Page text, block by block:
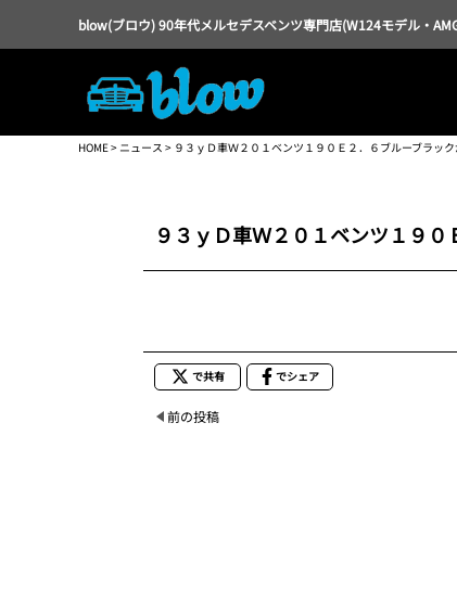
blow(ブロウ) 90年代メルセデスベンツ専門店(W124モデル・
HOME> ニュース > ９３ｙＤ車Ｗ２０１ベンツ１９０Ｅ２．６ブルーブラッ
９３ｙＤ車Ｗ２０１ベンツ１９
で共有 でシェア
前の投稿